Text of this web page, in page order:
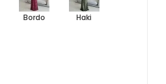
Bordo Haki